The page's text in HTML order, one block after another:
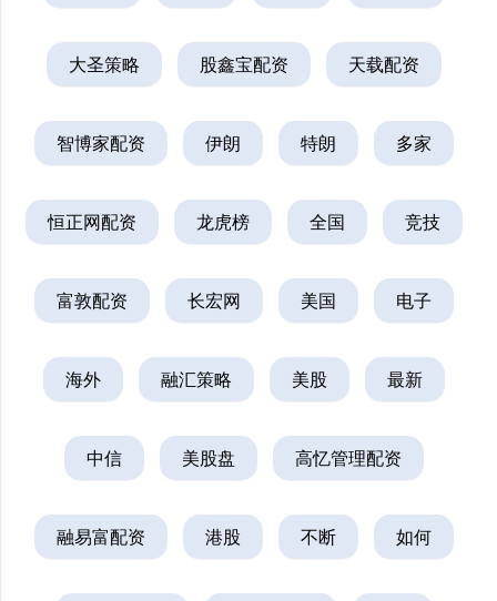
大圣策略 股鑫宝配资 天载配资
智博家配资 伊朗 特朗 多家
恒正网配资 龙虎榜 全国 竞技
富敦配资 长宏网 美国 电子
海外 融汇策略 美股 最新
中信 美股盘 高忆管理配资
融易富配资 港股 不断 如何